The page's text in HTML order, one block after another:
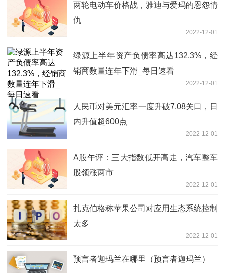
两轮电动车价格战，雅迪与爱玛的恩怨情
仇
2022-12-01
绿源上半年资产负债率高达132.3%，经
销商数量连年下滑_每日速看
2022-12-01
人民币对美元汇率一度升破7.08关口，日
内升值超600点
2022-12-01
A股午评：三大指数低开高走，汽车整车
股领涨两市
2022-12-01
扎克伯格称苹果公司对应用生态系统控制
太多
2022-12-01
预言者迦玛兰在哪里（预言者迦玛兰）